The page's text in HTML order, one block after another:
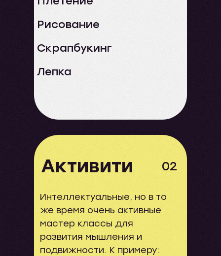
Рисование
Скрапбукинг
Лепка
Активити
Интеллектуальные, но в то
же время очень активные
мастер классы для
развития мышления и
подвижности. К примеру:
02